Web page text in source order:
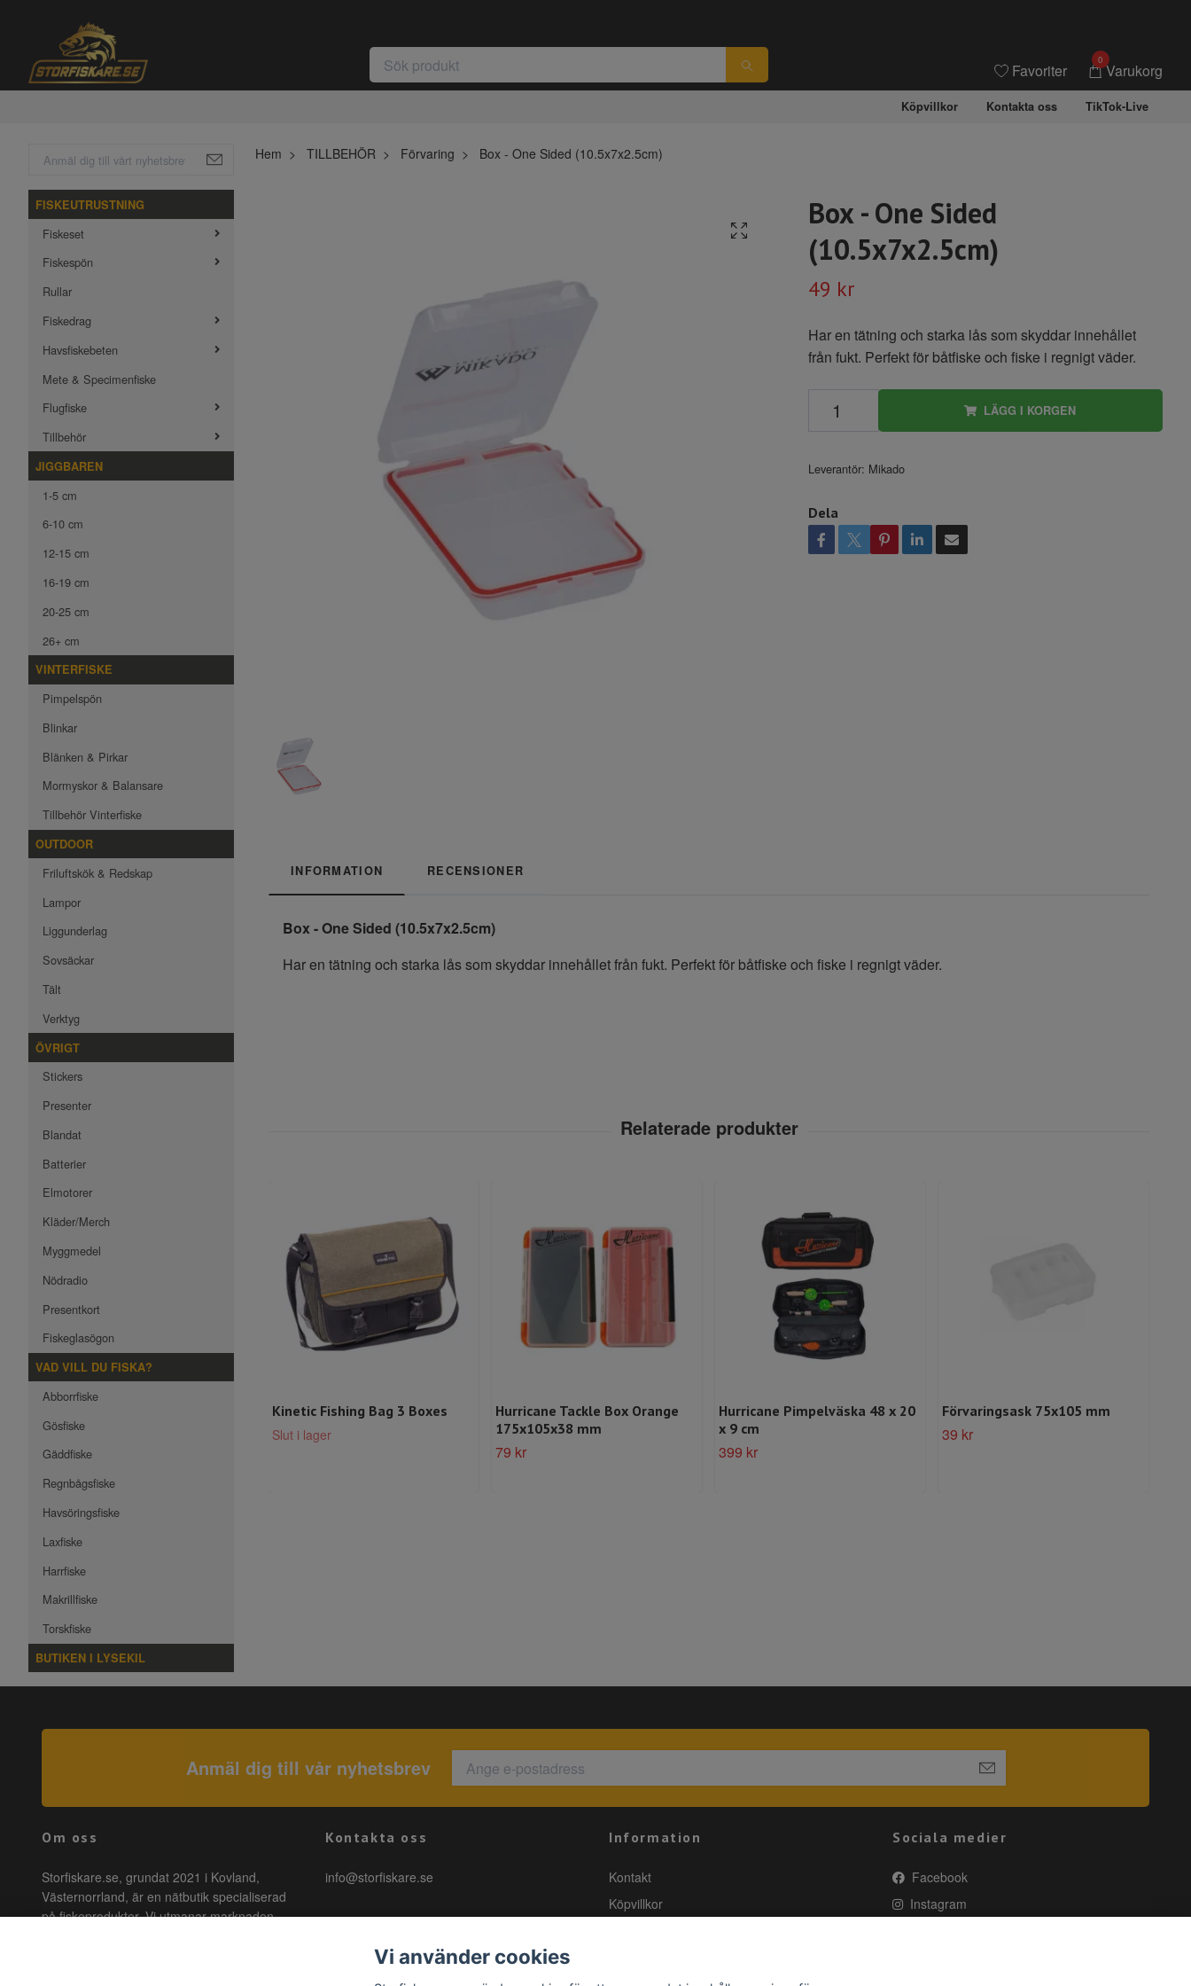
Favoriter
0
Varukorg
Köpvillkor Kontakta oss TikTok-Live
FISKEUTRUSTNING
Fiskeset
Fiskespön
Rullar
Fiskedrag
Havsfiskebeten
Mete & Specimenfiske
Flugfiske
Tillbehör
JIGGBAREN
1-5 cm
6-10 cm
12-15 cm
16-19 cm
20-25 cm
26+ cm
VINTERFISKE
Pimpelspön
Blinkar
Blänken & Pirkar
Mormyskor & Balansare
Tillbehör Vinterfiske
OUTDOOR
Friluftskök & Redskap
Lampor
Liggunderlag
Sovsäckar
Tält
Verktyg
ÖVRIGT
Stickers
Presenter
Blandat
Batterier
Elmotorer
Kläder/Merch
Myggmedel
Nödradio
Presentkort
Fiskeglasögon
VAD VILL DU FISKA?
Abborrfiske
Gösfiske
Gäddfiske
Regnbågsfiske
Havsöringsfiske
Laxfiske
Harrfiske
Makrillfiske
Torskfiske
BUTIKEN I LYSEKIL
Hem TILLBEHÖR Förvaring Box - One Sided (10.5x7x2.5cm)
Box - One Sided
(10.5x7x2.5cm)
49 kr
Har en tätning och starka lås som skyddar innehållet
från fukt. Perfekt för båtfiske och fiske i regnigt väder.
LÄGG I KORGEN
Leverantör: Mikado
Dela
INFORMATION RECENSIONER
Box - One Sided (10.5x7x2.5cm)
Har en tätning och starka lås som skyddar innehållet från fukt. Perfekt för båtfiske och fiske i regnigt väder.
Kinetic Fishing Bag 3 Boxes
Slut i lager
Hurricane Tackle Box Orange
175x105x38 mm
79 kr
Hurricane Pimpelväska 48 x 20
x 9 cm
399 kr
Förvaringsask 75x105 mm
39 kr
Anmäl dig till vår nyhetsbrev
Om oss
Storfiskare.se, grundat 2021 i Kovland,
Västernorrland, är en nätbutik specialiserad
på fiskeprodukter. Vi utmanar marknaden
Kontakta oss
info@storfiskare.se
Information
Kontakt
Köpvillkor
Sociala medier
Facebook
Instagram
Vi använder cookies